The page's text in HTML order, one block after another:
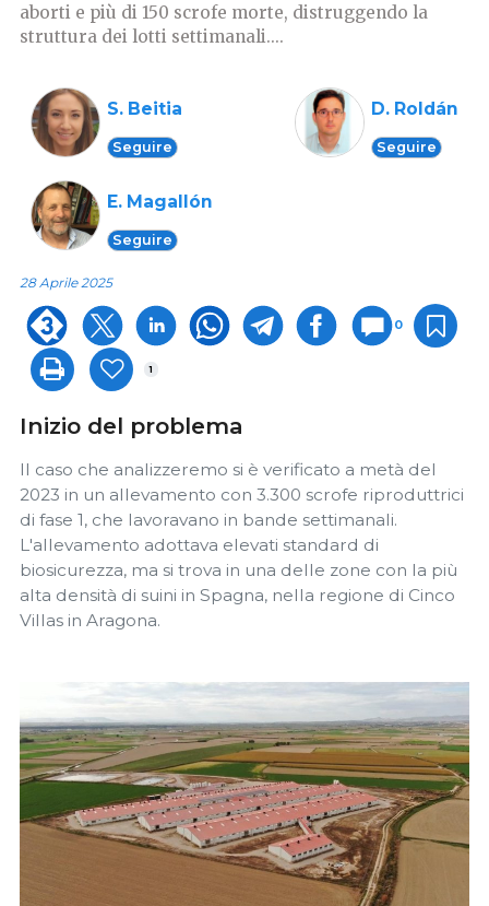
aborti e più di 150 scrofe morte, distruggendo la
struttura dei lotti settimanali....
S. Beitia
Seguire
D. Roldán
Seguire
E. Magallón
Seguire
28 Aprile 2025
0
1
Inizio del problema
Il caso che analizzeremo si è verificato a metà del
2023 in un allevamento con 3.300 scrofe riproduttrici
di fase 1, che lavoravano in bande settimanali.
L'allevamento adottava elevati standard di
biosicurezza, ma si trova in una delle zone con la più
alta densità di suini in Spagna, nella regione di Cinco
Villas in Aragona.